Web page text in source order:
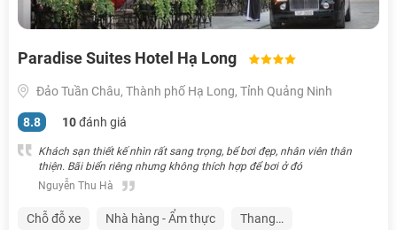
Paradise Suites Hotel Hạ Long
Đảo Tuần Châu, Thành phố Hạ Long, Tỉnh Quảng Ninh
8.8 10đánh giá
Khách sạn thiết kế nhìn rất sang trọng, bể bơi đẹp, nhân viên thân
thiện. Bãi biển riêng nhưng không thích hợp để bơi ở đó
Nguyễn Thu Hà
Chỗ đỗ xe Nhà hàng - Ẩm thực Thang…